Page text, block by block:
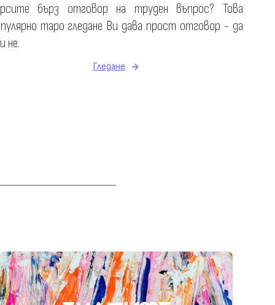
бърз отговор на труден въпрос? Това
таро гледане Ви дава прост отговор - да
не.
Гледане